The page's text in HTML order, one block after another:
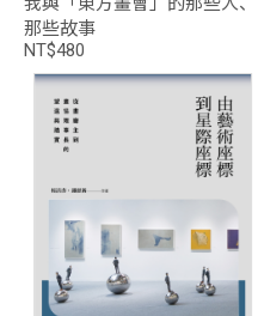
那些故事
NT$480